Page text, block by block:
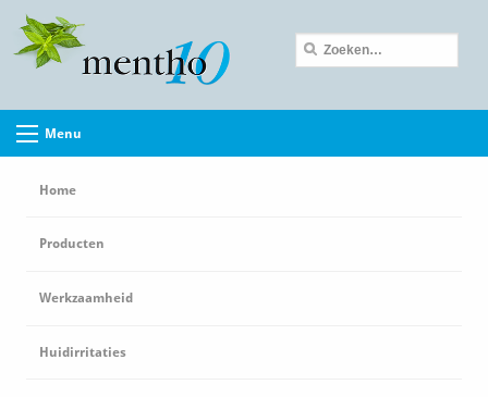
Menu
Home
Producten
Werkzaamheid
Huidirritaties